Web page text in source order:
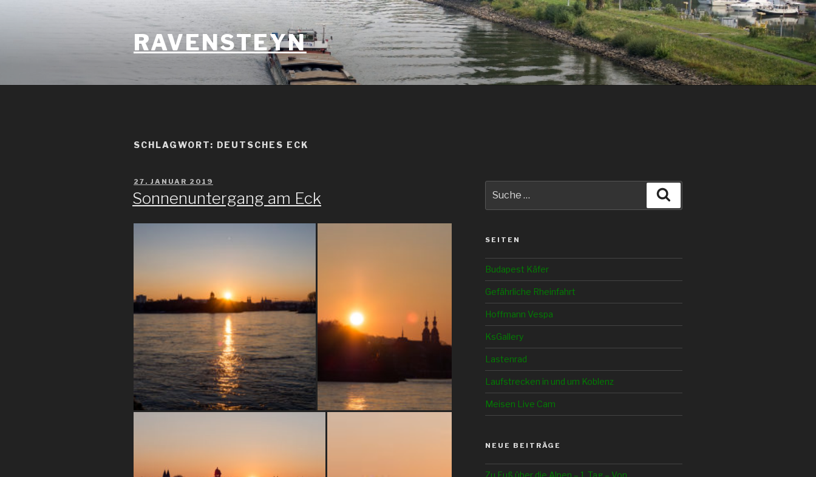
RAVENSTEYN
SCHLAGWORT: DEUTSCHES ECK
VERÖFFENTLICHT
AM
27. JANUAR 2019
Sonnenuntergang am Eck
nach:
SEITEN
Budapest Käfer
Gefährliche Rheinfahrt
Hoffmann Vespa
KsGallery
Lastenrad
Laufstrecken in und um Koblenz
Meisen Live Cam
NEUE BEITRÄGE
Zu Fuß über die Alpen – 1. Tag – Von